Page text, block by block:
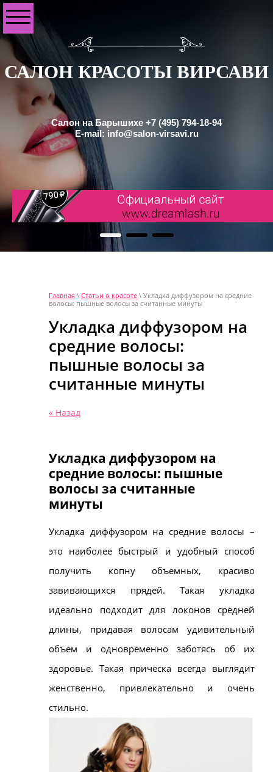
САЛОН КРАСОТЫ ВИРСАВИ
Салон на Барышихе +7 (495) 794-18-94
E-mail: info@salon-virsavi.ru
Главная \ Статьи о красоте \ Укладка диффузором на средние
волосы: пышные волосы за считанные минуты
Укладка диффузором на
средние волосы:
пышные волосы за
считанные минуты
« Назад
Укладка диффузором на
средние волосы: пышные
волосы за считанные
минуты
Укладка диффузором на средние волосы –
это наиболее быстрый и удобный способ
получить копну объемных, красиво
завивающихся прядей. Такая укладка
идеально подходит для локонов средней
длины, придавая волосам удивительный
объем и одновременно заботясь об их
здоровье. Такая прическа всегда выглядит
женственно, привлекательно и очень
стильно.